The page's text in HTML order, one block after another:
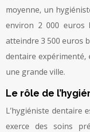
moyenne, un
environ 2 000 euros
atteindre 3 500 euros
dentaire expérimenté,
une grande ville.
Le rôle de
L’hygiéniste dentaire
exerce des soins